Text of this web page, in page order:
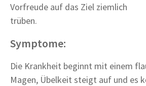
Vorfreude auf das Ziel ziemlich
trüben.
Symptome:
Die Krankheit beginnt mit einem
Magen, Übelkeit steigt auf und es